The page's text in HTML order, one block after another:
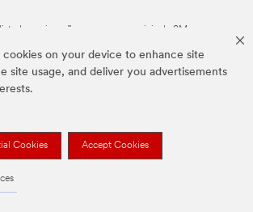
cookies on your device to enhance site
site usage, and deliver you advertisements
Cookies Accept Cookies
a cima são marcas comerciais da 3M.